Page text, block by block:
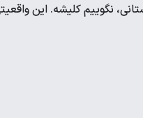
نگوییم کلیشه. این